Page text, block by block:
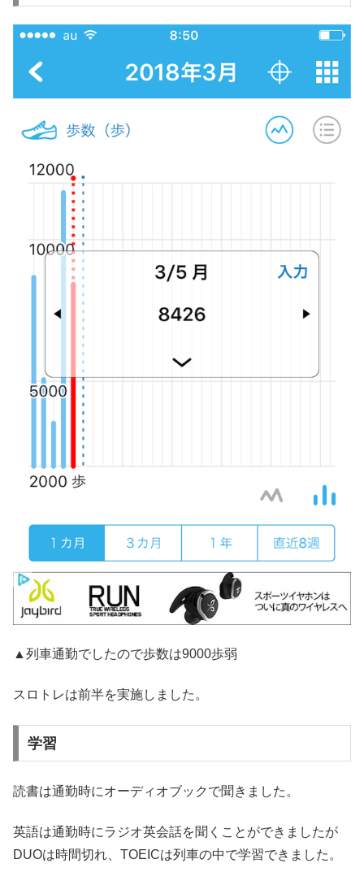
▲列車通勤でしたので歩数は9000歩弱
スロトレは前半を実施しました。
学習
読書は通勤時にオーディオブックで聞きました。
英語は通勤時にラジオ英会話を聞くことができましたが
DUOは時間切れ、TOEICは列車の中で学習できました。